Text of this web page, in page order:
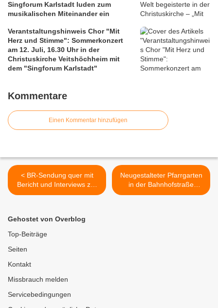
Singforum Karlstadt luden zum
musikalischen Miteinander ein
Verantstaltungshinweis Chor "Mit
Herz und Stimme": Sommerkonzert
am 12. Juli, 16.30 Uhr in der
Christuskirche Veitshöchheim mit
dem "Singforum Karlstadt"
Kommentare
Einen Kommentar hinzufügen
< BR-Sendung quer mit
Bericht und Interviews zur
Dauerbaustelle Höchheimer
Odyssee Mainstegneubau
Neugestalteter Pfarrgarten
in der Bahnhofstraße
bestand an Fronleichnam
Gehostet von Overblog
Top-Beiträge
Seiten
Kontakt
Missbrauch melden
Servicebedingungen